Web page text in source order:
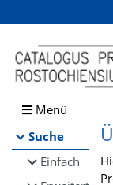
Browsen
direkt zum Inhalt
Menü
Suche
Einfach